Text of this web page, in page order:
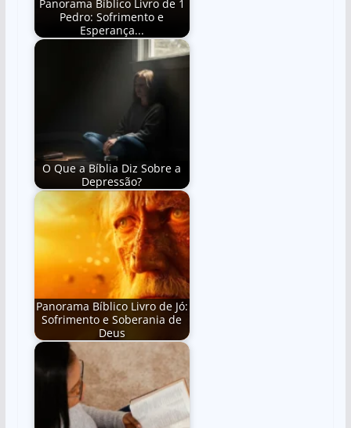
Panorama Bíblico Livro de 1
Pedro: Sofrimento e
Esperança...
O Que a Bíblia Diz Sobre a
Depressão?
Panorama Bíblico Livro de Jó:
Sofrimento e Soberania de
Deus